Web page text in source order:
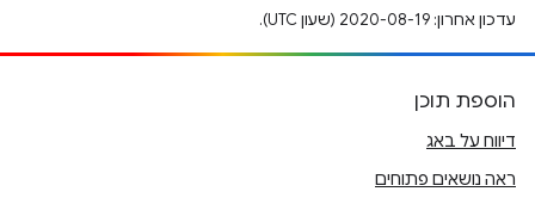
עדכון אחרון: 2020-08-19 (שעון UTC).
הוספת תוכן
דיווח על באג
ראה נושאים פתוחים